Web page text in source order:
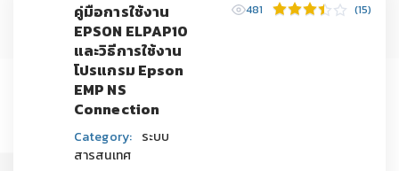
คู่มือการใช้งาน
EPSON ELPAP10
และวิธีการใช้งาน
โปรแกรม Epson
EMP NS
Connection
Category: ระบบ
สารสนเทศ
481 (15)